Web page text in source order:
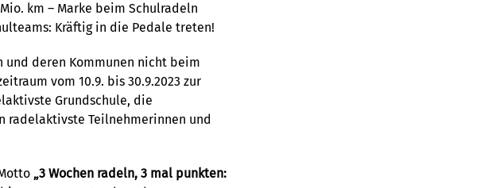
km – Marke beim Schulradeln
Kräftig in die Pedale treten!
deren Kommunen nicht beim
vom 10.9. bis 30.9.2023 zur
Grundschule, die
radelaktivste Teilnehmerinnen und
„3 Wochen radeln, 3 mal punkten: